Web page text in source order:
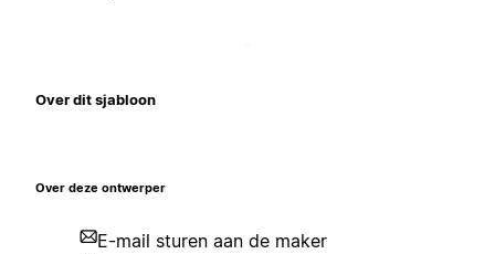
Over dit sjabloon
Over deze ontwerper
E-mail sturen aan de maker